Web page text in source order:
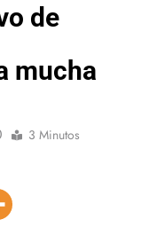
de
mucha
3 Minutos